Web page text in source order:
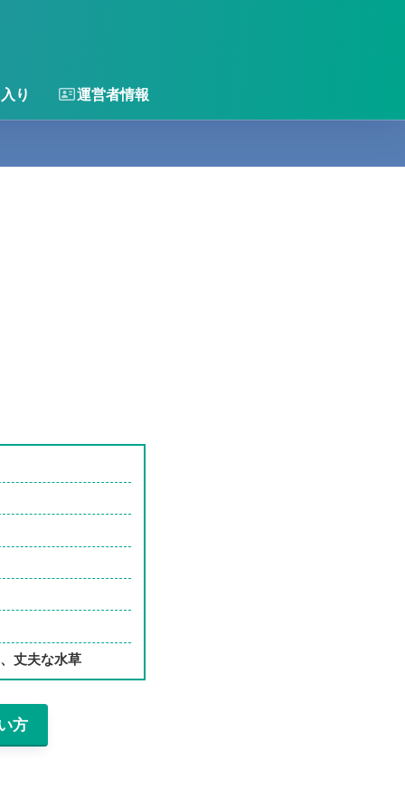
り 運営者情報
丈夫な水草
方